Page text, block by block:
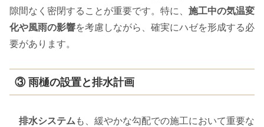
隙間なく密閉することが重要です。特に、 施工中の気温変
化や風雨の影響を考慮しながら、確実にハゼを形成する必
要があります。
③ 雨樋の設置と排水計画
排水システム も、緩やかな勾配での施工において重要な